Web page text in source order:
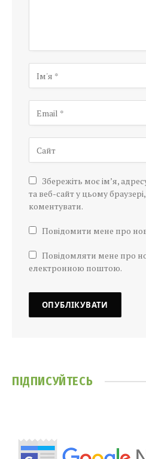
Збережіть моє ім’я,
та веб-сайт у цьому
коментувати.
Повідомити мене про
Повідомляти мене про
електронною поштою.
ПІДПИСУЙТЕСЬ